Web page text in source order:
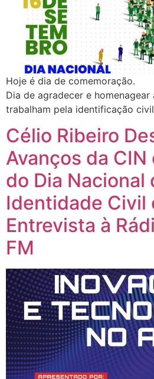
Hoje é dia de comemoração.
Dia de agradecer e
trabalham pela identificação
Célio Ribeiro
Avanços da CIN
do Dia Nacional
Identidade Civil
Entrevista à
FM